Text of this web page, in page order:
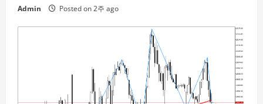
Admin Posted on 2주 ago